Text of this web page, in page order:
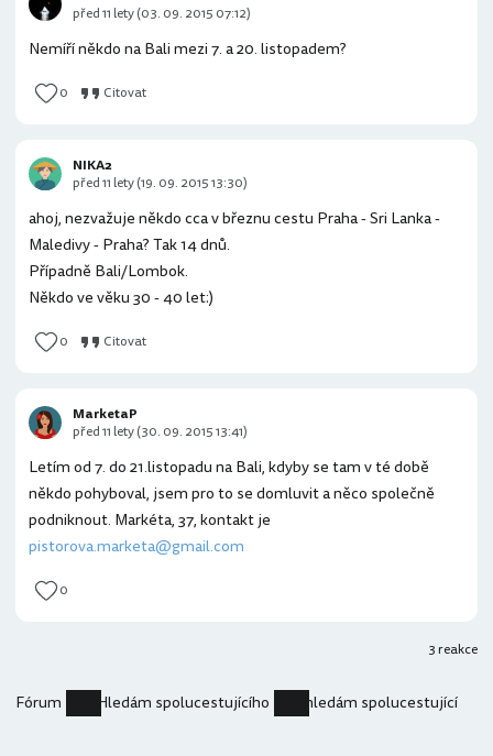
Nemíří někdo na Bali mezi 7. a 20. listopadem?
0 Citovat
před 11 lety (03. 09. 2015 07:12)
ahoj, nezvažuje někdo cca v březnu cestu Praha - Sri Lanka -
Maledivy - Praha? Tak 14 dnů.
Případně Bali/Lombok.
Někdo ve věku 30 - 40 let:)
0 Citovat
NIKA2
před 11 lety (19. 09. 2015 13:30)
Letím od 7. do 21.listopadu na Bali, kdyby se tam v té době
někdo pohyboval, jsem pro to se domluvit a něco společně
podniknout. Markéta, 37, kontakt je
pistorova.marketa@gmail.com
0
MarketaP
před 11 lety (30. 09. 2015 13:41)
3 reakce
Fórum Hledám spolucestujícího hledám spolucestující